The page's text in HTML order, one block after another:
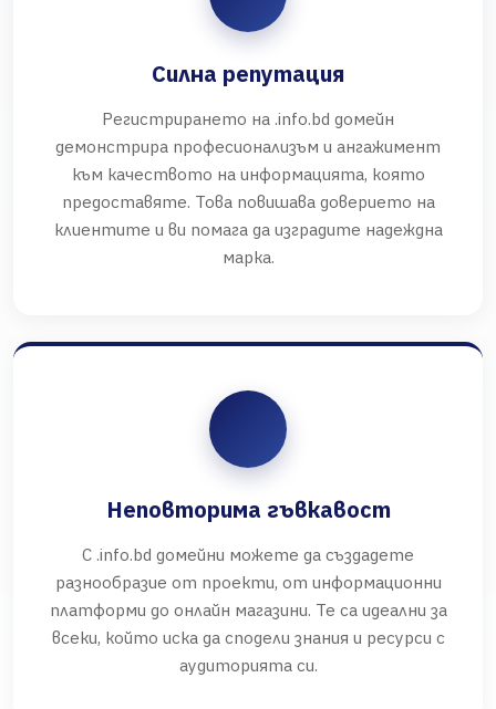
Силна репутация
Регистрирането на .info.bd домейн
демонстрира професионализъм и ангажимент
към качеството на информацията, която
предоставяте. Това повишава доверието на
клиентите и ви помага да изградите надеждна
марка.
Неповторима гъвкавост
С .info.bd домейни можете да създадете
разнообразие от проекти, от информационни
платформи до онлайн магазини. Те са идеални за
всеки, който иска да сподели знания и ресурси с
аудиторията си.